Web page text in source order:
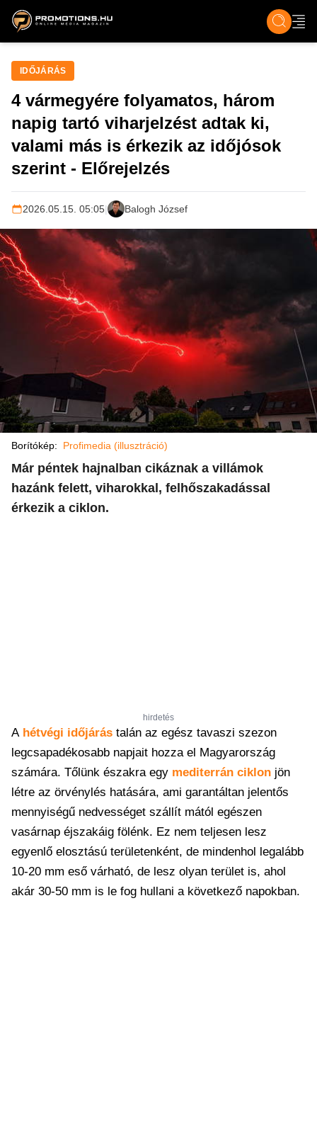
ZENE, FILM & KULT ÉLET TECH &
IDŐJÁRÁS
4 vármegyére folyamatos, három
napig tartó viharjelzést adtak ki,
valami más is érkezik az időjósok
szerint - Előrejelzés
2026.05.15. 05:05| Balogh József
Borítókép: Profimedia (illusztráció)
Már péntek hajnalban cikáznak a villámok
hazánk felett, viharokkal, felhőszakadással
érkezik a ciklon.
hirdetés
Ahétvégi időjárás talán az egész tavaszi szezon
legcsapadékosabb napjait hozza el Magyarország
számára. Tőlünk északra egy mediterrán ciklon jön
létre az örvénylés hatására, ami garantáltan jelentős
mennyiségű nedvességet szállít mától egészen
vasárnap éjszakáig fölénk. Ez nem teljesen lesz
egyenlő elosztású területenként, de mindenhol legalább
10-20 mm eső várható, de lesz olyan terület is, ahol
akár 30-50 mm is le fog hullani a következő napokban.